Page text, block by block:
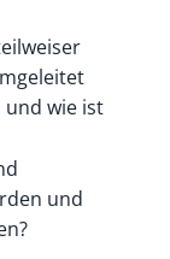
wie ist
und